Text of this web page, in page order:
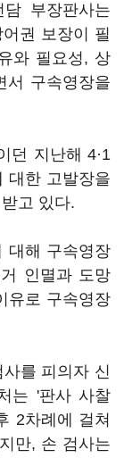
부장판사는
권 보장이 필
와 필요성, 상
서 구속영장을
던 지난해 4·1
대한 고발장을
고 있다.
대해 구속영장
인멸과 도망
유로 구속영장
를 피의자 신
는 '판사 사찰
2차례에 걸쳐
만, 손 검사는